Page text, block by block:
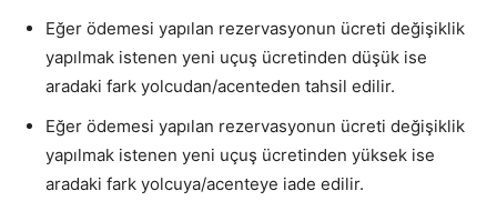
Eğer ödemesi yapılan rezervasyonun ücreti değişiklik
yapılmak istenen yeni uçuş ücretinden düşük ise
aradaki fark yolcudan/acenteden tahsil edilir.
Eğer ödemesi yapılan rezervasyonun ücreti değişiklik
yapılmak istenen yeni uçuş ücretinden yüksek ise
aradaki fark yolcuya/acenteye iade edilir.